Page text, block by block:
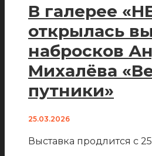
В галерее
открылась
набросков
Михалёва
путники»
25.03.2026
Выставка продлится с